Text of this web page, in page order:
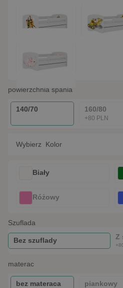
Wybierz Kolor
Biały
Różowy
materac
piankowy
bez materaca
powierzchnia spania
140/70 160/80
+80 PLN
szuflada
Z
Bez szuflady